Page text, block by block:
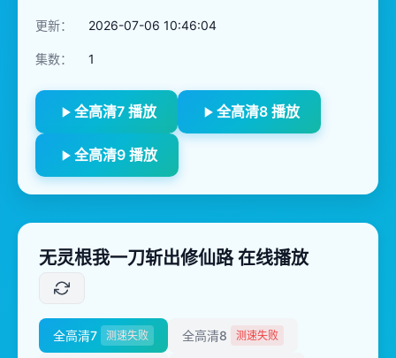
更新： 2026-07-06 10:46:04
集数： 1
全高清7 播放 全高清8 播放
全高清9 播放
无灵根我一刀斩出修仙路 在线播放
全高清7 测速失败 全高清8 测速失败